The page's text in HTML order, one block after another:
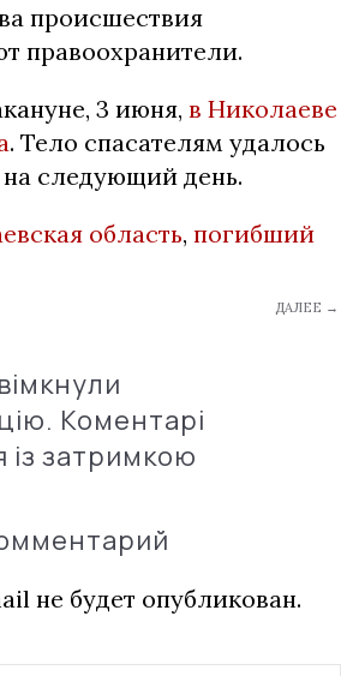
происшествия
правоохранители.
3 июня, в Николаеве
. Тело спасателям удалось
следующий день.
область, погибший
ДАЛЕЕ →
Коментарі
із затримкою
не будет опубликован.